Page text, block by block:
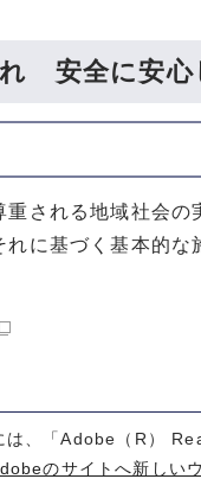
安全に安
される地域社会
に基づく基本的
、「Adobe（R）
のサイトへ新しい